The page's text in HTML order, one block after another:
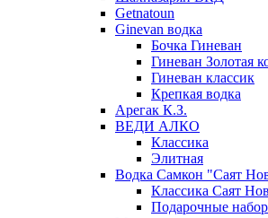
Getnatoun
Ginevan водка
Бочка Гиневан
Гиневан Золотая
Гиневан классик
Крепкая водка
Арегак К.З.
ВЕДИ АЛКО
Классика
Элитная
Водка Самкон "Саят
Классика Саят
Подарочные